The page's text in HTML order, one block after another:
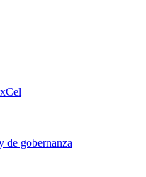
de gobernanza